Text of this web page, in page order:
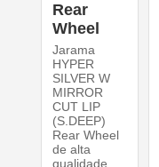
Rear
Wheel
Jarama
HYPER
SILVER W
MIRROR
CUT LIP
(S.DEEP)
Rear Wheel
de alta
qualidade